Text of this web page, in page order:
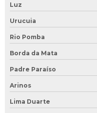
Luz
Urucuia
Rio Pomba
Borda da Mata
Padre Paraíso
Arinos
Lima Duarte